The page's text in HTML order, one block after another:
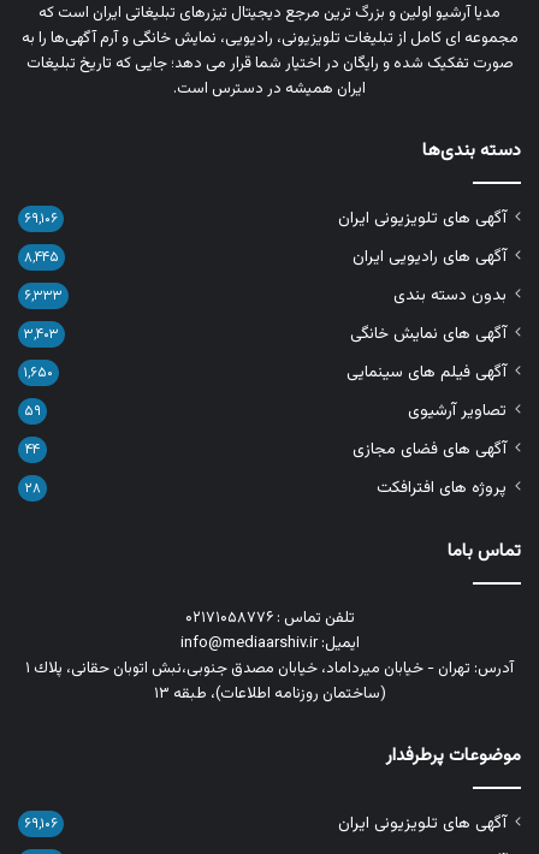
مدیا آرشیو اولین و بزرگ‌ ترین مرجع دیجیتال تیزرهای تبلیغاتی ایران است که
مجموعه‌ ای کامل از تبلیغات تلویزیونی، رادیویی، نمایش خانگی و آرم‌ آگهی‌ها را به‌
صورت تفکیک‌ شده و رایگان در اختیار شما قرار می‌ دهد؛ جایی که تاریخ تبلیغات
ایران همیشه در دسترس است.
دسته بندی‌ها
آگهی های تلویزیونی ایران ۶۹,۱۰۶
آگهی های رادیویی ایران ۸,۴۴۵
بدون دسته بندی ۶,۳۳۳
آگهی های نمایش خانگی ۳,۴۰۳
آگهی فیلم های سینمایی ۱,۶۵۰
تصاویر آرشیوی ۵۹
آگهی های فضای مجازی ۴۴
پروژه های افترافکت ۲۸
تماس باما
تلفن تماس : ۰۲۱۷۱۰۵۸۷۷۶
ایمیل: info@mediaarshiv.ir
آدرس: تهران - خیابان میرداماد، خیابان مصدق جنوبی،نبش اتوبان حقانی، پلاك ١
(ساختمان روزنامه اطلاعات)، طبقه ۱۳
موضوعات پرطرفدار
آگهی های تلویزیونی ایران ۶۹,۱۰۶